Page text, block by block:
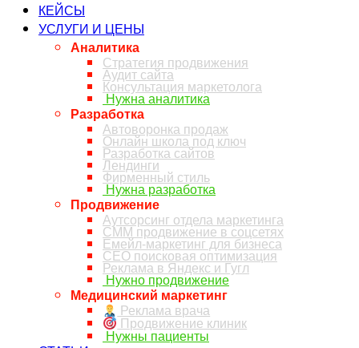
КЕЙСЫ
УСЛУГИ И ЦЕНЫ
Аналитика
Стратегия продвижения
Аудит сайта
Консультация маркетолога
Нужна аналитика
Разработка
Автоворонка продаж
Онлайн школа под ключ
Разработка сайтов
Лендинги
Фирменный стиль
Нужна разработка
Продвижение
Аутсорсинг отдела маркетинга
СММ продвижение в соцсетях
Емейл-маркетинг для бизнеса
СЕО поисковая оптимизация
Реклама в Яндекс и Гугл
Нужно продвижение
Медицинский маркетинг
Реклама врача
Продвижение клиник
Нужны пациенты